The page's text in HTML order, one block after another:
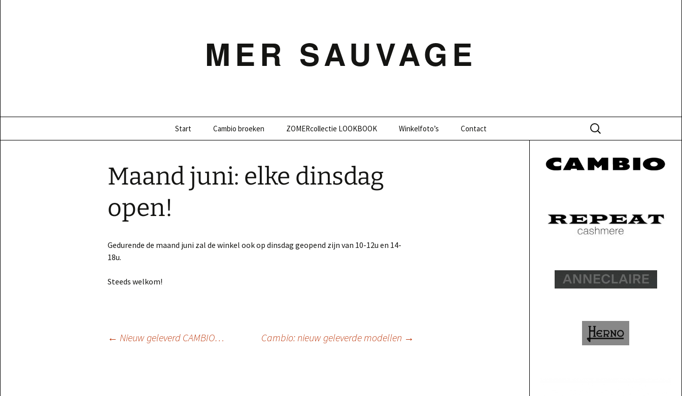
MER SAUVAGE
Start Cambio broeken ZOMERcollectie LOOKBOOK Winkelfoto’s Contact
Zoeken
naar:
Maand juni: elke dinsdag
open!
Gedurende de maand juni zal de winkel ook op dinsdag geopend zijn van 10-12u en 14-
18u.
Steeds welkom!
Berichtnavigatie
← Nieuw geleverd CAMBIO… Cambio: nieuw geleverde modellen →